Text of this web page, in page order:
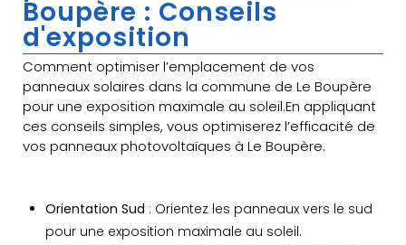
Boupère : Conseils
d'exposition
Comment optimiser l’emplacement de vos
panneaux solaires dans la commune de Le Boupère
pour une exposition maximale au soleil.En appliquant
ces conseils simples, vous optimiserez l’efficacité de
vos panneaux photovoltaïques à Le Boupère.
Orientation Sud : Orientez les panneaux vers le sud
pour une exposition maximale au soleil.